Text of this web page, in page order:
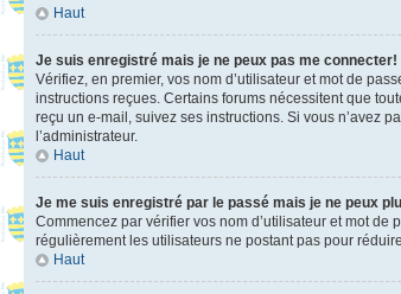
Haut
Je suis enregistré mais je ne peux pas me connecter!
Vérifiez, en premier, vos nom d’utilisateur et mot de
instructions reçues. Certains forums nécessitent que
reçu un e-mail, suivez ses instructions. Si vous n’avez
l’administrateur.
Haut
Je me suis enregistré par le passé mais je ne peux
Commencez par vérifier vos nom d’utilisateur et mot
régulièrement les utilisateurs ne postant pas pour
Haut